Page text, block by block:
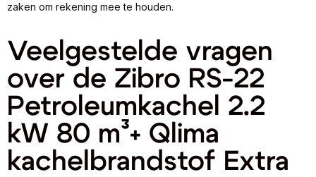
zaken om rekening mee te houden.
Veelgestelde vragen
over de Zibro RS-22
Petroleumkachel 2.2
kW 80 m³+ Qlima
kachelbrandstof Extra